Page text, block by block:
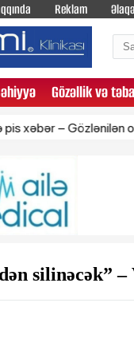
Reklam Əlaqə
Gözəllik və
– Gözlənilən olmadı
silinəcək” –